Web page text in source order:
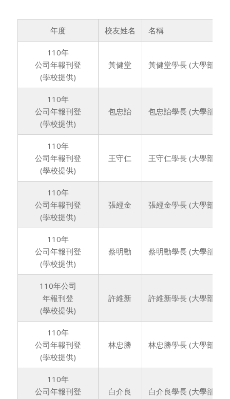
年度 校友姓名 名稱
110年
公司年報刊登
(學校提供)
黃健堂 黃健堂學長 (大學部65
110年
公司年報刊登
(學校提供)
包忠詒 包忠詒學長 (大學部65
110年
公司年報刊登
(學校提供)
王守仁 王守仁學長 (大學部66
110年
公司年報刊登
(學校提供)
張經金 張經金學長 (大學部67
110年
公司年報刊登
(學校提供)
蔡明勳 蔡明勳學長 (大學部68
110年公司
年報刊登
(學校提供)
許維新 許維新學長 (大學部70
110年
公司年報刊登
(學校提供)
林忠勝 林忠勝學長 (大學部70
110年
公司年報刊登
白介良 白介良學長 (大學部71